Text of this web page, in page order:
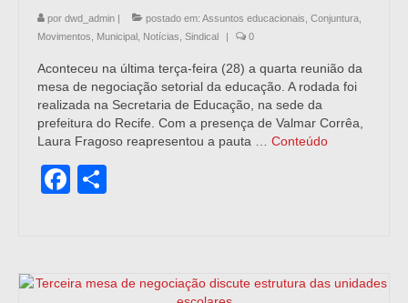
por dwd_admin | postado em: Assuntos educacionais Conjuntura
Movimentos
Municipal Notícias Sindical | 0
Aconteceu na última terça-feira (28) a quarta reunião da
mesa de negociação setorial da educação. A rodada foi
realizada na Secretaria de Educação, na sede da
prefeitura do Recife. Com a presença de Valmar Corrêa,
Laura Fragoso reapresentou a pauta … Conteúdo
Facebook